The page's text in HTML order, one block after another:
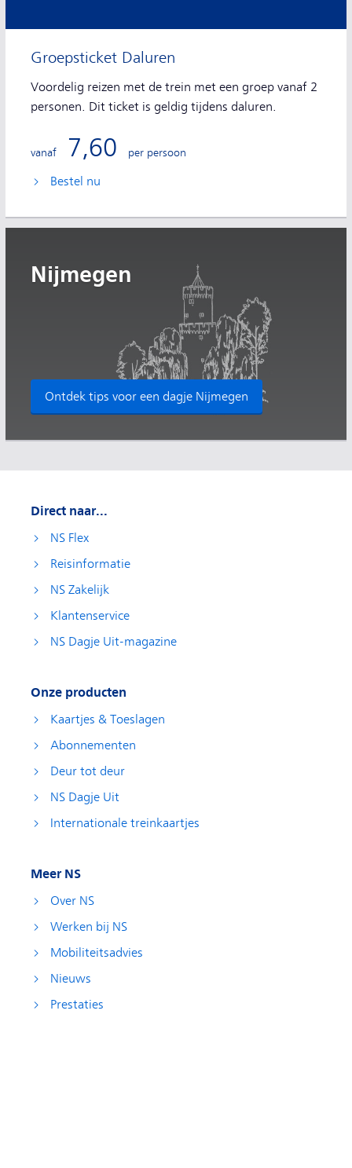
Groepsticket Daluren
Voordelig reizen met de trein met een groep vanaf 2
personen. Dit ticket is geldig tijdens daluren.
vanaf 7,60 per persoon
Bestel nu
Nijmegen
Ontdek tips voor een dagje Nijmegen
Direct naar...
NS Flex
Reisinformatie
NS Zakelijk
Klantenservice
NS Dagje Uit-magazine
Onze producten
Kaartjes & Toeslagen
Abonnementen
Deur tot deur
NS Dagje Uit
Internationale treinkaartjes
Meer NS
Over NS
Werken bij NS
Mobiliteitsadvies
Nieuws
Prestaties